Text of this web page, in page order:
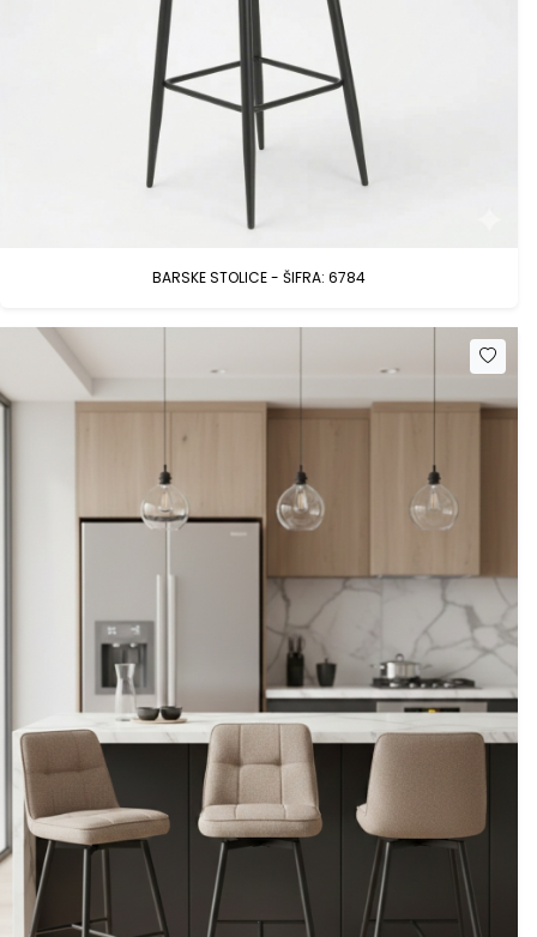
BARSKE STOLICE - ŠIFRA: 6784